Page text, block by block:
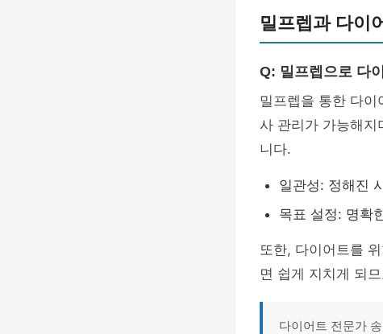
밀프렙과 다이
Q: 밀프렙으로 다
밀프렙을 통한 다이
사 관리가 가능해지
니다.
일관성: 정해진
목표 설정: 명확
또한, 다이어트를
면 쉽게 지치게 되
다이어트 전문가